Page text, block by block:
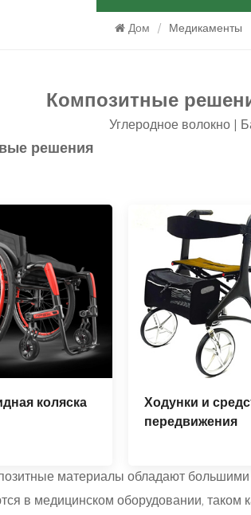
Дом / Медикаменты
Композитные
Углеродное волокно |
решения
коляска
Ходунки и
передвижения
материалы обладают
в медицинском оборудовании, таком